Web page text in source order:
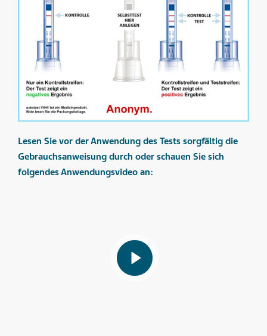
Lesen Sie vor der Anwendung des Tests sorgfältig die
Gebrauchsanweisung durch oder schauen Sie sich
folgendes Anwendungsvideo an: